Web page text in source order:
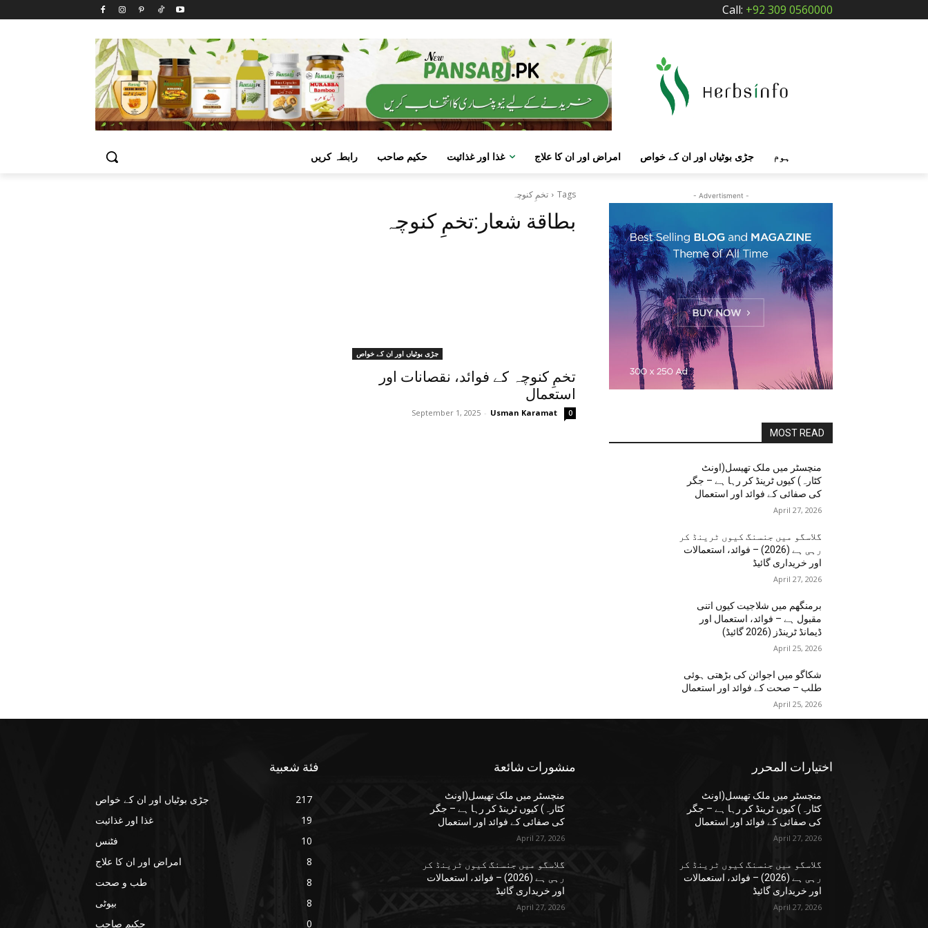
Call: +92 309 0560000
رابطہ کریں حکیم صاحب غذا اور غذائیت امراض اور ان کا علاج جڑی بوٹیاں اور ان کے خواص ہوم
Tags تخمِ کنوچہ
بطاقة شعار:تخمِ کنوچہ
جڑی بوٹیاں اور ان کے خواص
تخمِ کنوچہ کے فوائد، نقصانات اور
استعمال
Usman Karamat
-
September 1, 2025 0
- Advertisment -
MOST READ
منچسٹر میں ملک تھیسل(اونٹ
کٹارہ) کیوں ٹرینڈ کر رہا ہے – جگر
کی صفائی کے فوائد اور استعمال
April 27, 2026
گلاسگو میں جنسنگ کیوں ٹرینڈ کر
رہی ہے (2026) – فوائد، استعمالات
اور خریداری گائیڈ
April 27, 2026
برمنگھم میں شلاجیت کیوں اتنی
مقبول ہے – فوائد، استعمال اور
ڈیمانڈ ٹرینڈز (2026 گائیڈ)
April 25, 2026
شکاگو میں اجوائن کی بڑھتی ہوئی
طلب – صحت کے فوائد اور استعمال
April 25, 2026
اختيارات المحرر
منچسٹر میں ملک تھیسل(اونٹ
کٹارہ) کیوں ٹرینڈ کر رہا ہے – جگر
کی صفائی کے فوائد اور استعمال
April 27, 2026
گلاسگو میں جنسنگ کیوں ٹرینڈ کر
رہی ہے (2026) – فوائد، استعمالات
اور خریداری گائیڈ
April 27, 2026
منشورات شائعة
منچسٹر میں ملک تھیسل(اونٹ
کٹارہ) کیوں ٹرینڈ کر رہا ہے – جگر
کی صفائی کے فوائد اور استعمال
April 27, 2026
گلاسگو میں جنسنگ کیوں ٹرینڈ کر
رہی ہے (2026) – فوائد، استعمالات
اور خریداری گائیڈ
April 27, 2026
فئة شعبية
جڑی بوٹیاں اور ان کے خواص
217
غذا اور غذائیت
19
فٹنس
10
امراض اور ان کا علاج
8
طب و صحت
8
بیوٹی
8
حکیم صاحب
0